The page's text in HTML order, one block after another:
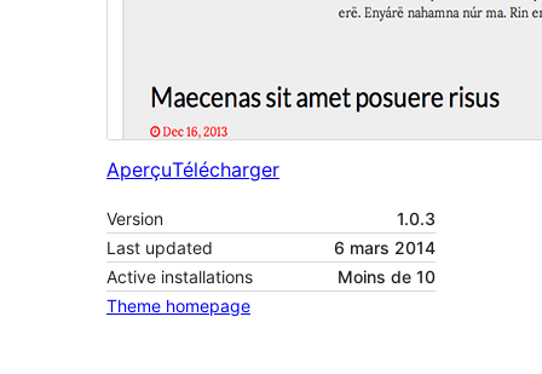
AperçuTélécharger
Version
1.0.3
Last updated
6 mars 2014
Active installations
Moins de 10
Theme homepage